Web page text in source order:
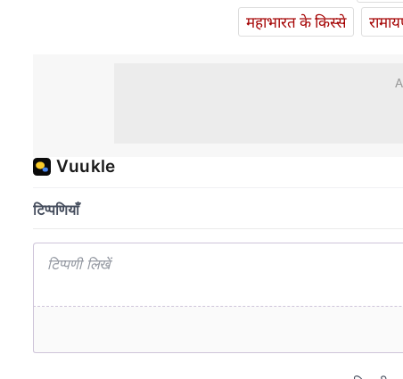
महाभारत के किस्से